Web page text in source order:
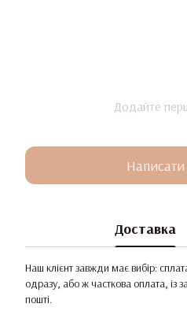
Додайте
Написати
Доставка
Наш клієнт завжди має вибір:
одразу, або ж часткова оплата, із
пошті.